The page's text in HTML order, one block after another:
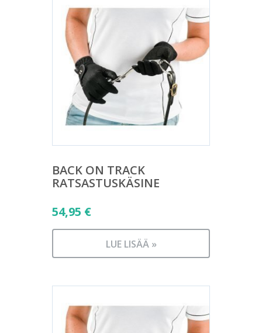
BACK ON TRACK
RATSASTUSKÄSINE
54,95 €
LUE LISÄÄ »